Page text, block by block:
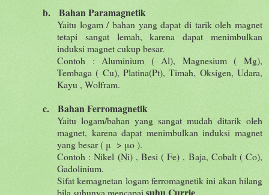
b. Bahan Paramagnetik
Yaitu logam / bahan yang dapat di tarik oleh magnet
tetapi sangat lemah, karena dapat menimbulkan
induksi magnet cukup besar.
Contoh : Aluminium ( Al), Magnesium ( Mg),
Tembaga ( Cu), Platina(Pt), Timah, Oksigen, Udara,
Kayu , Wolfram.
c. Bahan Ferromagnetik
Yaitu logam/bahan yang sangat mudah ditarik oleh
magnet, karena dapat menimbulkan induksi magnet
yang besar ( μ > μo ).
Contoh : Nikel (Ni) , Besi ( Fe) , Baja, Cobalt ( Co),
Gadolinium.
Sifat kemagnetan logam ferromagnetik ini akan hilang